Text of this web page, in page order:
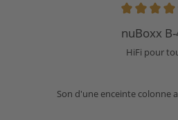
Note moyenne de 5 sur 5 étoiles
nuBoxx
HiFi pour
Son d'une enceinte colonne